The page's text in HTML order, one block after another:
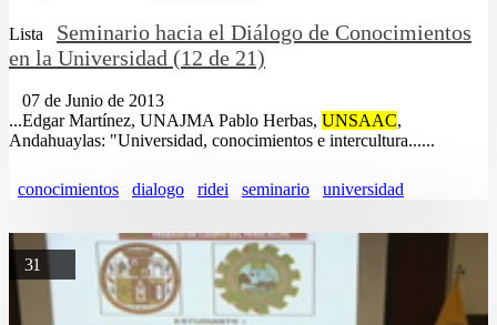
Lista
Seminario hacia el Diálogo de Conocimientos
en la Universidad (12 de 21)
07 de Junio de 2013
...Edgar Martínez, UNAJMA Pablo Herbas, UNSAAC,
Andahuaylas: "Universidad, conocimientos e intercultura......
conocimientos dialogo ridei seminario universidad
31